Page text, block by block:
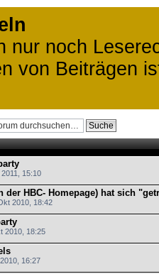
nur noch
von Beiträgen
15:10
der HBC- Homepage) hat sich
2010, 18:42
2010, 18:25
16:27